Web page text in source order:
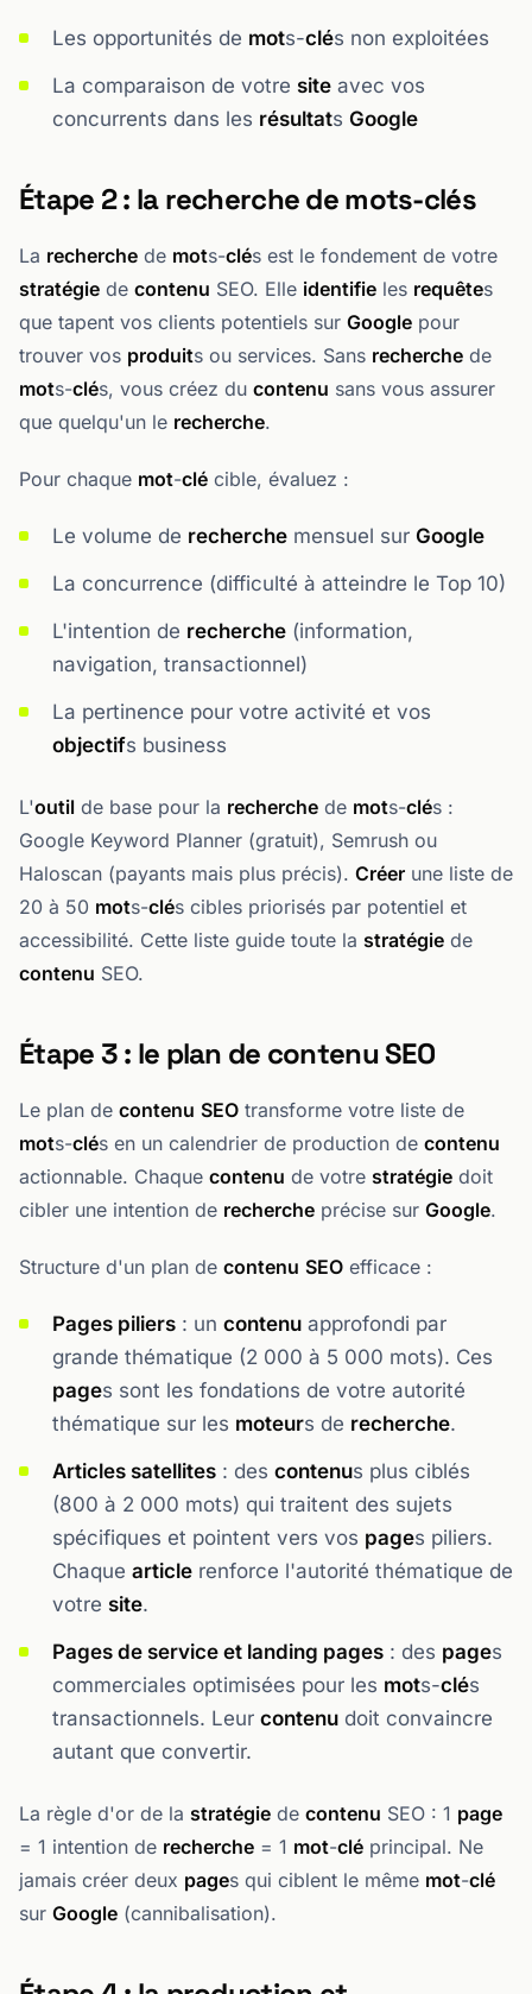
Les opportunités de mots-clés non exploitées
La comparaison de votre site avec vos
concurrents dans les résultats Google
Étape 2 : la recherche de mots-clés
La recherche de mots-clés est le fondement de votre
stratégie de contenu SEO. Elle identifie les requêtes
que tapent vos clients potentiels sur Google pour
trouver vos produits ou services. Sans recherche de
mots-clés, vous créez du contenu sans vous assurer
que quelqu'un le recherche.
Pour chaque mot-clé cible, évaluez :
Le volume de recherche mensuel sur Google
La concurrence (difficulté à atteindre le Top 10)
L'intention de recherche (information,
navigation, transactionnel)
La pertinence pour votre activité et vos
objectifs business
L'outil de base pour la recherche de mots-clés :
Google Keyword Planner (gratuit), Semrush ou
Haloscan (payants mais plus précis). Créer une liste de
20 à 50 mots-clés cibles priorisés par potentiel et
accessibilité. Cette liste guide toute la stratégie de
contenu SEO.
Étape 3 : le plan de contenu SEO
Le plan de contenu SEO transforme votre liste de
mots-clés en un calendrier de production de contenu
actionnable. Chaque contenu de votre stratégie doit
cibler une intention de recherche précise sur Google.
Structure d'un plan de contenu SEO efficace :
Pages piliers : un contenu approfondi par
grande thématique (2 000 à 5 000 mots). Ces
pages sont les fondations de votre autorité
thématique sur les moteurs de recherche.
Articles satellites : des contenus plus ciblés
(800 à 2 000 mots) qui traitent des sujets
spécifiques et pointent vers vos pages piliers.
Chaque article renforce l'autorité thématique de
votre site.
Pages de service et landing pages : des pages
commerciales optimisées pour les mots-clés
transactionnels. Leur contenu doit convaincre
autant que convertir.
La règle d'or de la stratégie de contenu SEO : 1 page
= 1 intention de recherche = 1 mot-clé principal. Ne
jamais créer deux pages qui ciblent le même mot-clé
sur Google (cannibalisation).